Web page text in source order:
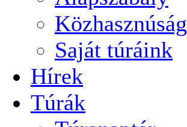
Közhasznúság
Saját túráink
Hírek
Túrák